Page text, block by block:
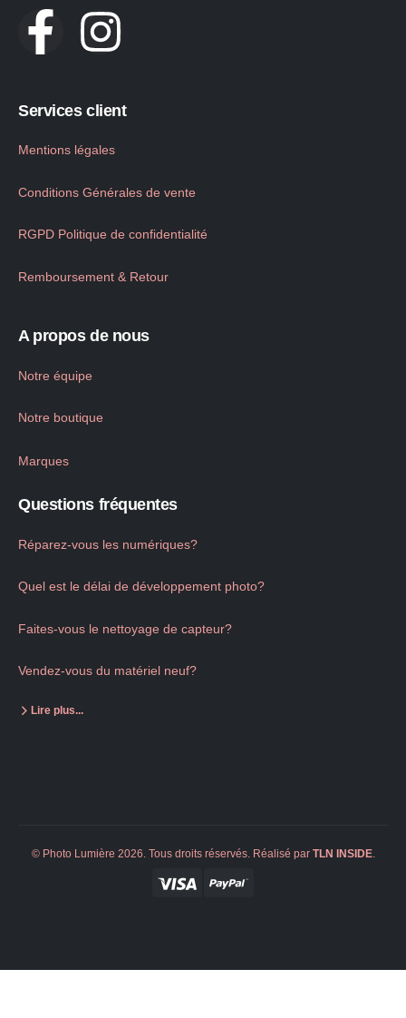
Services client
Mentions légales
Conditions Générales de vente
RGPD Politique de confidentialité
Remboursement & Retour
A propos de nous
Notre équipe
Notre boutique
Marques
Questions fréquentes
Réparez-vous les numériques?
Quel est le délai de développement photo?
Faites-vous le nettoyage de capteur?
Vendez-vous du matériel neuf?
Lire plus...
© Photo Lumière 2026. Tous droits réservés. Réalisé par TLN INSIDE.